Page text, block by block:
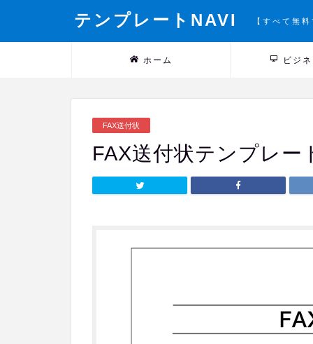
テンプレートNAVI 【すべて無
ホーム ビジ
FAX送付状
FAX送付状テンプレー